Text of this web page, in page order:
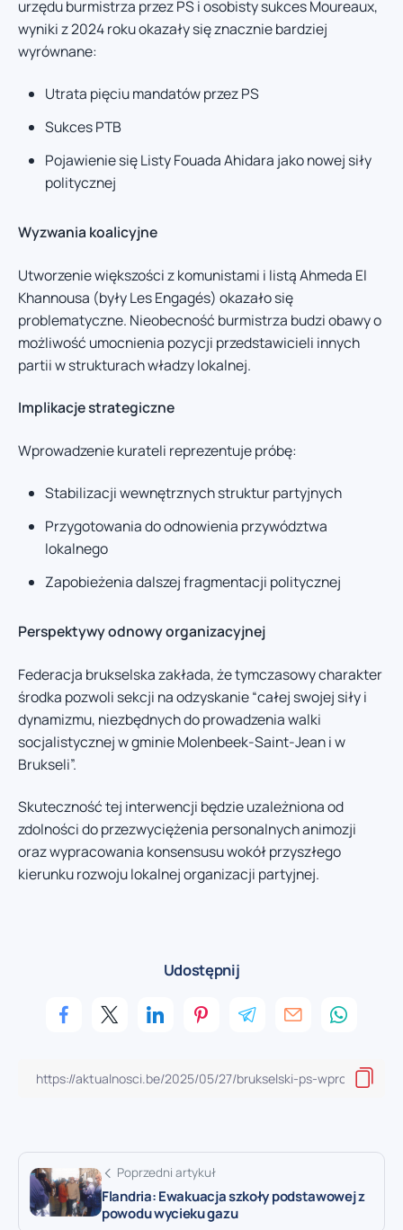
urzędu burmistrza przez PS i osobisty sukces Moureaux,
wyniki z 2024 roku okazały się znacznie bardziej
wyrównane:
Utrata pięciu mandatów przez PS
Sukces PTB
Pojawienie się Listy Fouada Ahidara jako nowej siły
politycznej
Wyzwania koalicyjne
Utworzenie większości z komunistami i listą Ahmeda El
Khannousa (były Les Engagés) okazało się
problematyczne. Nieobecność burmistrza budzi obawy o
możliwość umocnienia pozycji przedstawicieli innych
partii w strukturach władzy lokalnej.
Implikacje strategiczne
Wprowadzenie kurateli reprezentuje próbę:
Stabilizacji wewnętrznych struktur partyjnych
Przygotowania do odnowienia przywództwa
lokalnego
Zapobieżenia dalszej fragmentacji politycznej
Perspektywy odnowy organizacyjnej
Federacja brukselska zakłada, że tymczasowy charakter
środka pozwoli sekcji na odzyskanie “całej swojej siły i
dynamizmu, niezbędnych do prowadzenia walki
socjalistycznej w gminie Molenbeek-Saint-Jean i w
Brukseli”.
Skuteczność tej interwencji będzie uzależniona od
zdolności do przezwyciężenia personalnych animozji
oraz wypracowania konsensusu wokół przyszłego
kierunku rozwoju lokalnej organizacji partyjnej.
Udostępnij
Poprzedni artykuł
Flandria: Ewakuacja szkoły podstawowej z
powodu wycieku gazu